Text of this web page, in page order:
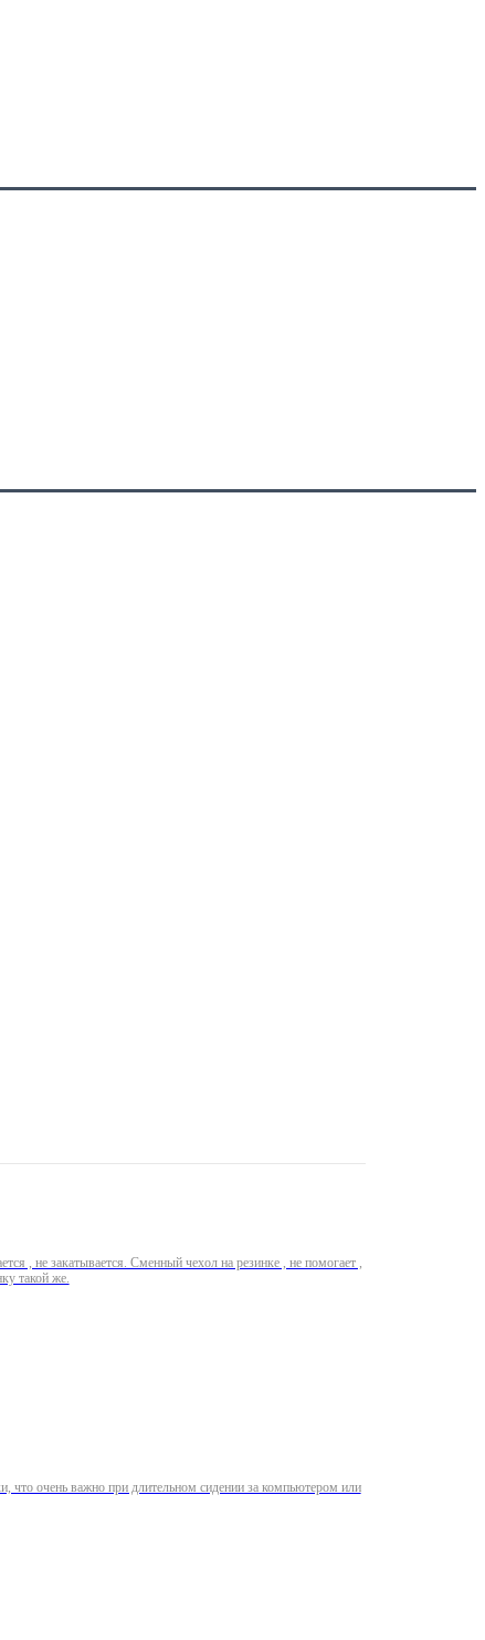
, не закатывается. Сменный чехол на резинке , не помогает ,
как новый. Купили второму ребёнку такой же.
что очень важно при длительном сидении за компьютером или